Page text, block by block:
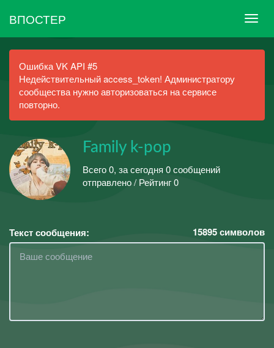
ВПОСТЕР
Ошибка VK API #5
Недействительный access_token! Администратору
сообщества нужно авторизоваться на сервисе
повторно.
Family k-pop
Всего 0, за сегодня 0 сообщений
отправлено / Рейтинг 0
Текст сообщения: 15895символов